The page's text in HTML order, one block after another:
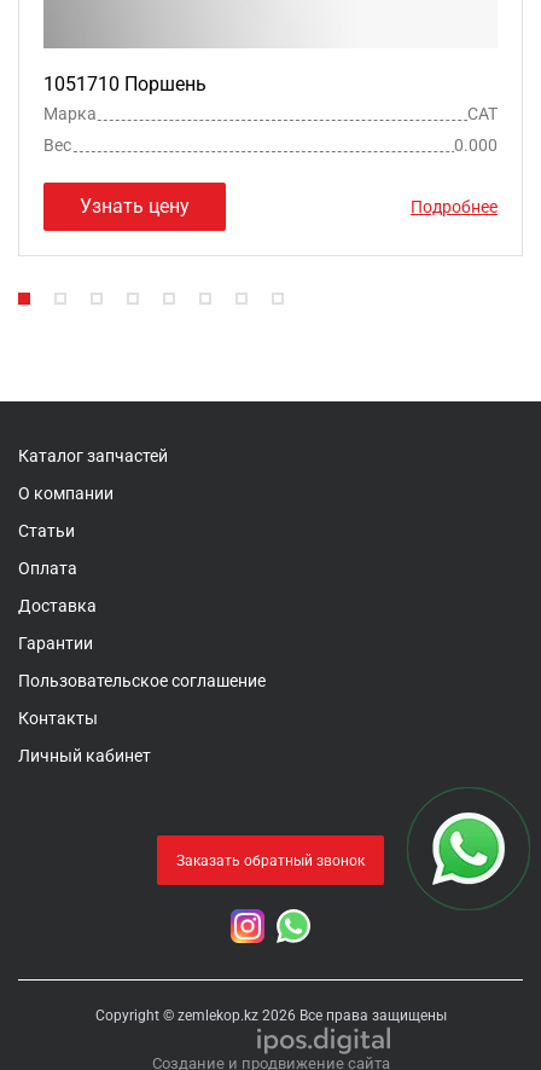
1051710 Поршень
Марка
CAT
Вес
0.000
Узнать цену Подробнее
Каталог запчастей
О компании
Статьи
Оплата
Доставка
Гарантии
Пользовательское соглашение
Контакты
Личный кабинет
Заказать обратный звонок
Copyright © zemlekop.kz 2026 Все права защищены
Создание и продвижение сайта